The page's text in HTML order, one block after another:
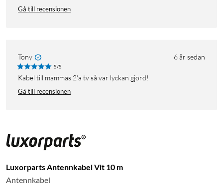
Gå till recensionen
Tony 6 år sedan
5/5
Kabel till mammas 2'a tv så var lyckan gjord!
Gå till recensionen
Luxorparts Antennkabel Vit 10 m
Antennkabel